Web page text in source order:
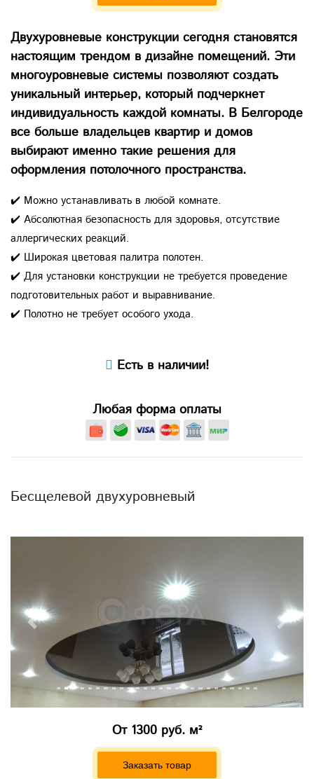
Двухуровневые конструкции сегодня становятся
настоящим трендом в дизайне помещений. Эти
многоуровневые системы позволяют создать
уникальный интерьер, который подчеркнет
индивидуальность каждой комнаты. В Белгороде
все больше владельцев квартир и домов
выбирают именно такие решения для
оформления потолочного пространства.
✔️ Можно устанавливать в любой комнате.
✔️ Абсолютная безопасность для здоровья, отсутствие
аллергических реакций.
✔️ Широкая цветовая палитра полотен.
✔️ Для установки конструкции не требуется проведение
подготовительных работ и выравнивание.
✔️ Полотно не требует особого ухода.
Есть в наличии!
Любая форма оплаты
Бесщелевой двухуровневый
От 1300 руб. м²
Заказать товар
Previous Next